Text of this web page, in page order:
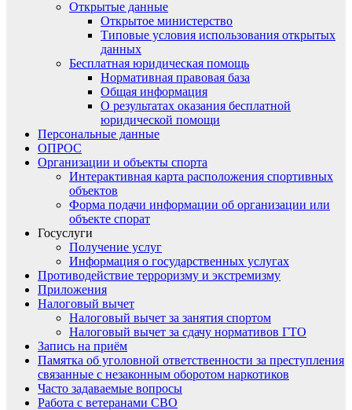
Открытые данные
Открытое министерство
Типовые условия использования открытых
данных
Бесплатная юридическая помощь
Нормативная правовая база
Общая информация
О результатах оказания бесплатной
юридической помощи
Персональные данные
ОПРОС
Организации и объекты спорта
Интерактивная карта расположения спортивных
объектов
Форма подачи информации об организации или
объекте спорат
Госуслуги
Получение услуг
Информация о государственных услугах
Противодействие терроризму и экстремизму
Приложения
Налоговый вычет
Налоговый вычет за занятия спортом
Налоговый вычет за сдачу нормативов ГТО
Запись на приём
Памятка об уголовной ответственности за преступления
связанные с незаконным оборотом наркотиков
Часто задаваемые вопросы
Работа с ветеранами СВО